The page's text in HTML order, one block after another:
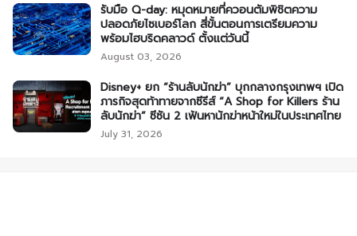
รับมือ Q-day: หมุดหมายที่ควอนตัมพิชิตความ
ปลอดภัยไซเบอร์โลก สี่ขั้นตอนการเตรียมความ
พร้อมไฮบริดคลาวด์ ตั้งแต่วันนี้
August 03, 2026
Disney+ ยก “ร้านลับนักฆ่า” บุกกลางกรุงเทพฯ เปิด
ภารกิจสุดท้าทายจากซีรีส์ “A Shop for Killers ร้าน
ลับนักฆ่า” ซีซัน 2 เฟ้นหานักฆ่าหน้าใหม่ในประเทศไทย
July 31, 2026